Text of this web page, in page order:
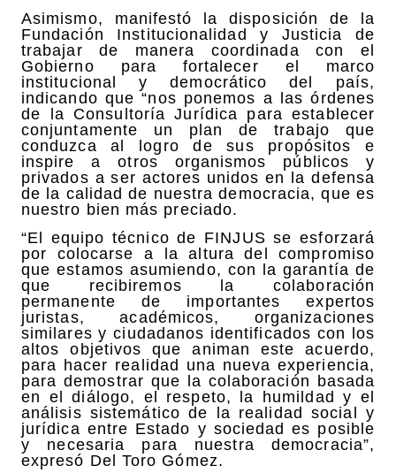
Asimismo, manifestó la disposición de la
Fundación Institucionalidad y Justicia de
trabajar de manera coordinada con el
Gobierno para fortalecer el marco
institucional y democrático del país,
indicando que “nos ponemos a las órdenes
de la Consultoría Jurídica para establecer
conjuntamente un plan de trabajo que
conduzca al logro de sus propósitos e
inspire a otros organismos públicos y
privados a ser actores unidos en la defensa
de la calidad de nuestra democracia, que es
nuestro bien más preciado.
“El equipo técnico de FINJUS se esforzará
por colocarse a la altura del compromiso
que estamos asumiendo, con la garantía de
que recibiremos la colaboración
permanente de importantes expertos
juristas, académicos, organizaciones
similares y ciudadanos identificados con los
altos objetivos que animan este acuerdo,
para hacer realidad una nueva experiencia,
para demostrar que la colaboración basada
en el diálogo, el respeto, la humildad y el
análisis sistemático de la realidad social y
jurídica entre Estado y sociedad es posible
y necesaria para nuestra democracia”,
expresó Del Toro Gómez.